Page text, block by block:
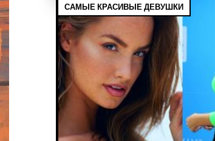
САМЫЕ КРАСИВЫЕ ДЕВУШКИ